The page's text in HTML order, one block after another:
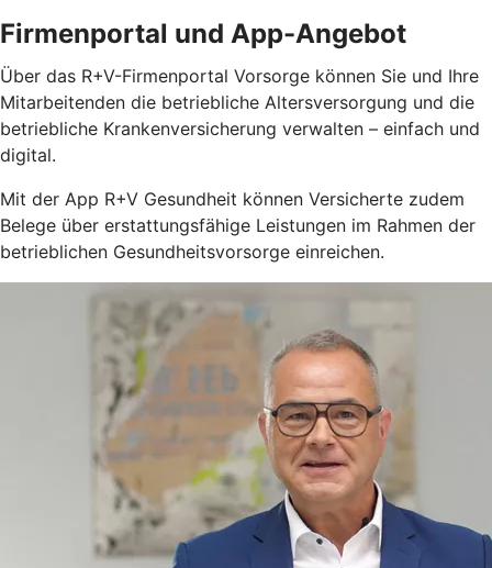
Firmenportal und App-Angebot
Über das R+V-Firmenportal Vorsorge können Sie und Ihre
Mitarbeitenden die betriebliche Altersversorgung und die
betriebliche Krankenversicherung verwalten – einfach und
digital.
Mit der App R+V Gesundheit können Versicherte zudem
Belege über erstattungsfähige Leistungen im Rahmen der
betrieblichen Gesundheitsvorsorge einreichen.